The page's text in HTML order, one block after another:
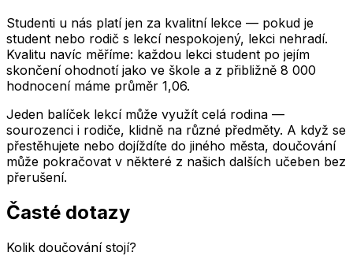
Studenti u nás platí jen za kvalitní lekce — pokud je
student nebo rodič s lekcí nespokojený, lekci nehradí.
Kvalitu navíc měříme: každou lekci student po jejím
skončení ohodnotí jako ve škole a z přibližně 8 000
hodnocení máme průměr 1,06.
Jeden balíček lekcí může využít celá rodina —
sourozenci i rodiče, klidně na různé předměty. A když se
přestěhujete nebo dojíždíte do jiného města, doučování
může pokračovat v některé z našich dalších učeben bez
přerušení.
Časté dotazy
Kolik doučování stojí?